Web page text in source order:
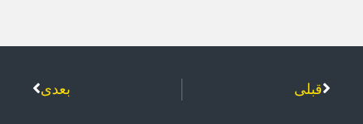
قبلی بعدی